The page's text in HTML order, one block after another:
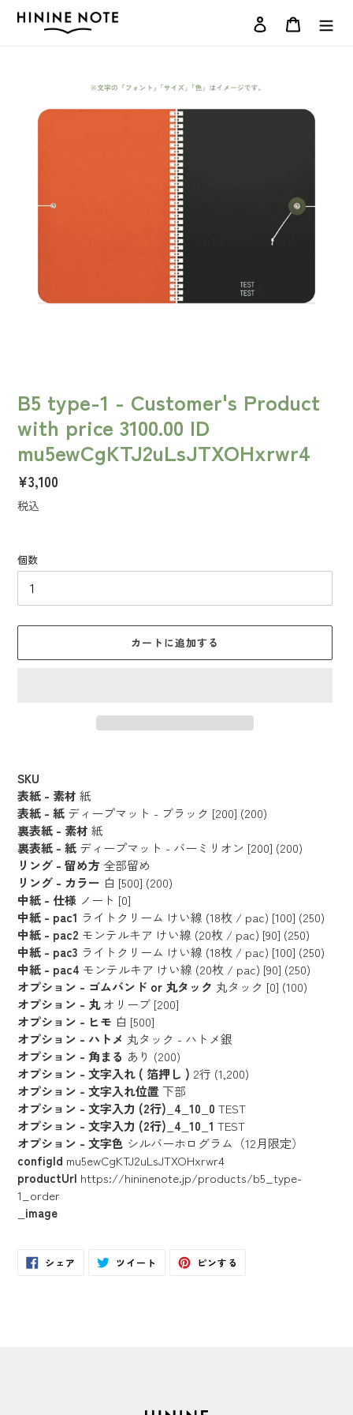
ログインカート
B5 type-1 - Customer's Product
with price 3100.00 ID
mu5ewCgKTJ2uLsJTXOHxrwr4
通
常
¥3,100
税込
個数
カートに追加する
ー
ト
に
商
品
を
追
加
す
る
SKU
表紙 - 素材 紙
表紙 - 紙 ディープマット - ブラック [200] (200)
裏表紙 - 素材 紙
裏表紙 - 紙 ディープマット - バーミリオン [200] (200)
リング - 留め方 全部留め
リング - カラー 白 [500] (200)
中紙 - 仕様 ノート [0]
中紙 - pac1 ライトクリーム けい線 (18枚 / pac) [100] (250)
中紙 - pac2 モンテルキア けい線 (20枚 / pac) [90] (250)
中紙 - pac3 ライトクリーム けい線 (18枚 / pac) [100] (250)
中紙 - pac4 モンテルキア けい線 (20枚 / pac) [90] (250)
オプション - ゴムバンド or 丸タック 丸タック [0] (100)
オプション - 丸オリーブ [200]
オプション - ヒモ 白 [500]
オプション - ハトメ 丸タック - ハトメ銀
オプション - 角まる あり (200)
オプション - 文字入れ ( 箔押し ) 2行 (1,200)
オプション - 文字入れ位置 下部
オプション - 文字入力 (2行)_4_10_0 TEST
オプション - 文字入力 (2行)_4_10_1 TEST
オプション - 文字色 シルバーホログラム（12月限定）
configId mu5ewCgKTJ2uLsJTXOHxrwr4
productUrl https://hininenote.jp/products/b5_type-
1_order
_image
シェア Facebookツイート Twitter ピンする